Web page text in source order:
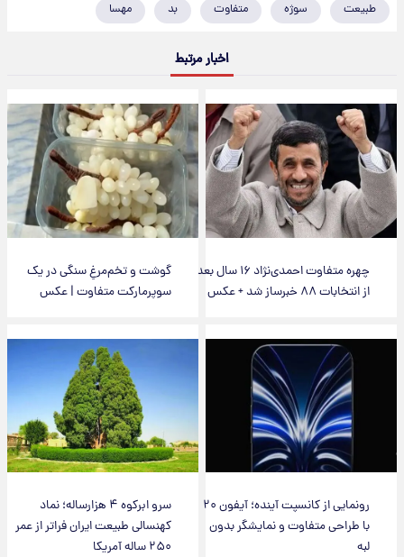
طبیعت سوژه متفاوت مهسا
اخبار مرتبط
چهره متفاوت احمدی‌نژاد ۱۶ سال بعد
از انتخابات ۸۸ خبرساز شد + عکس
گوشت و تخم‌مرغِ سنگی در یک
سوپرمارکت متفاوت | عکس
رونمایی از کانسپت آینده؛ آیفون ۲۰
با طراحی متفاوت و نمایشگر بدون
لبه
سرو ابرکوه ۴ هزارساله؛ نماد
کهنسالی طبیعت ایران فراتر از عمر
۲۵۰ ساله آمریکا